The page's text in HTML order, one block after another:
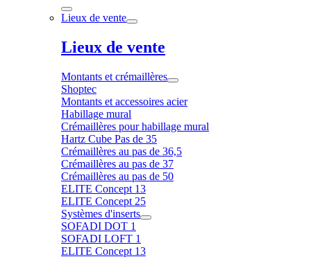
Lieux de vente
Lieux de vente
Montants et crémaillères
Shoptec
Montants et accessoires acier
Habillage mural
Crémaillères pour habillage mural
Hartz Cube Pas de 35
Crémaillères au pas de 36,5
Crémaillères au pas de 37
Crémaillères au pas de 50
ELITE Concept 13
ELITE Concept 25
Systèmes d'inserts
SOFADI DOT 1
SOFADI LOFT 1
ELITE Concept 13